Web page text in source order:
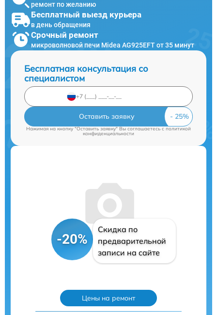
ремонт по желанию
Бесплатный выезд курьера
в день обращения
Срочный ремонт
микроволновой печи Midea AG925EFT от 35 минут
Бесплатная консультация со
специалистом
Оставить заявку
Нажимая на кнопку "Оставить заявку" Вы соглашаетесь cполитикой
конфиденциальности
-20%
Скидка по
предварительной
записи на сайте
Цены на ремонт